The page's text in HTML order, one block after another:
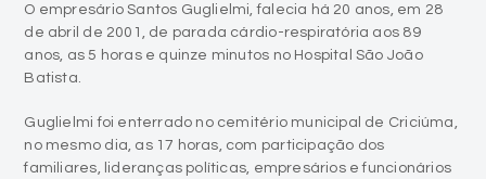
Batista.
Guglielmi foi enterrado no cemitério municipal de Criciúma,
no mesmo dia, as 17 horas, com participação dos
das empresas do Grupo Guglielmi.
Neto de imigrantes italianos que desembarcaram no sul do